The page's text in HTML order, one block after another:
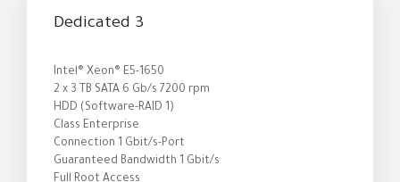
Dedicated 3
Intel® Xeon® E5-1650
2 x 3 TB SATA 6 Gb/s 7200 rpm
HDD (Software-RAID 1)
Class Enterprise
Connection 1 Gbit/s-Port
Guaranteed Bandwidth 1 Gbit/s
Full Root Access